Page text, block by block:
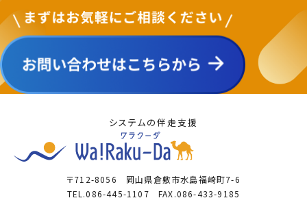
システムの伴走支援
〒712-8056 岡山県倉敷市水島福崎町7-6
TEL.086-445-1107 FAX.086-433-9185